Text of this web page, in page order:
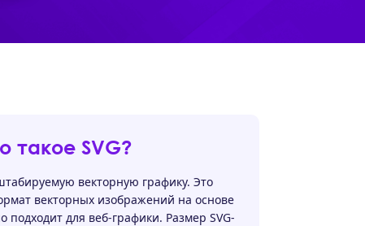
такое SVG?
векторную графику. Это
векторных изображений на основе
подходит для веб-графики. Размер SVG-